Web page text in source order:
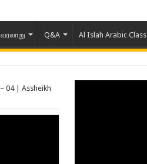
வரலாறு Q&A Al Islah Arabic Class